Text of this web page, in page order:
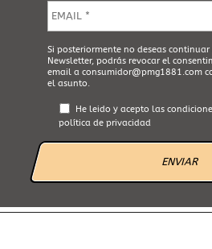
m
a
i
l
*
A
c
e
p
e
l
Si posteriormente no deseas
Newsletter, podrás revocar el
email a consumidor@pmg1881.com
el asunto.
He leido y acepto las
política de privacidad